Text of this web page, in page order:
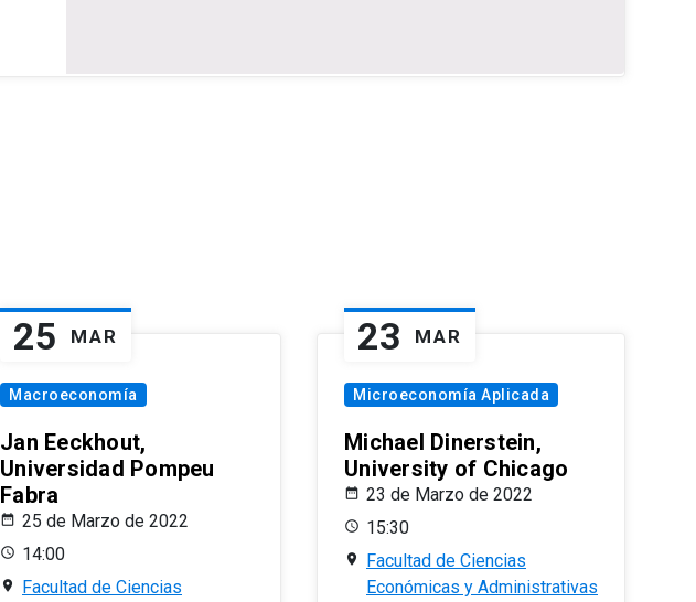
25 MAR
Macroeconomía
Jan Eeckhout,
Universidad Pompeu
Fabra
25 de Marzo de 2022
14:00
Facultad de Ciencias
23 MAR
Microeconomía Aplicada
Michael Dinerstein,
University of Chicago
23 de Marzo de 2022
15:30
Facultad de Ciencias
Económicas y Administrativas